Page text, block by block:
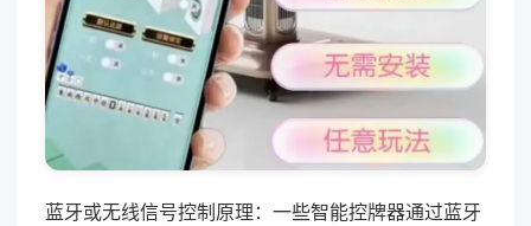
蓝牙或无线信号控制原理：一些智能控牌器通过蓝牙